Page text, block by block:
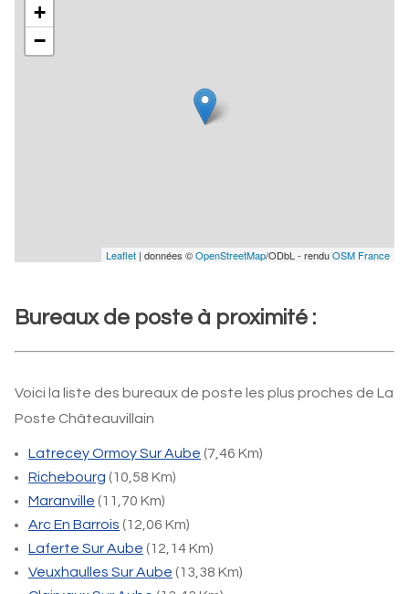
+
−
Leaflet | données ©OpenStreetMap/ODbL - renduOSM France
Bureaux de poste à proximité :
Voici la liste des bureaux de poste les plus proches de La
Poste Châteauvillain
Latrecey Ormoy Sur Aube (7,46 Km)
Richebourg (10,58 Km)
Maranville (11,70 Km)
Arc En Barrois (12,06 Km)
Laferte Sur Aube (12,14 Km)
Veuxhaulles Sur Aube (13,38 Km)